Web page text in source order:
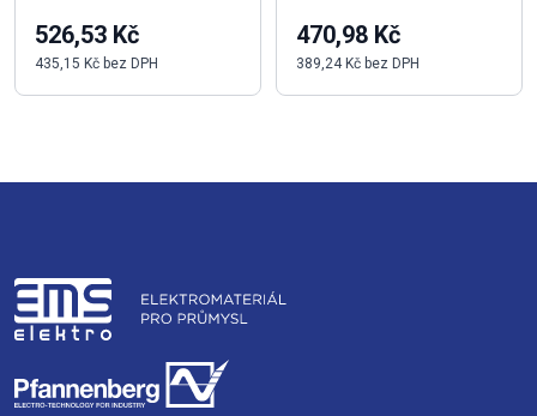
526,53 Kč
435,15 Kč bez DPH
470,98 Kč
389,24 Kč bez DPH